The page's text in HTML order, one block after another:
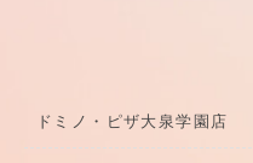
ドミノ・ピザ大泉学園店